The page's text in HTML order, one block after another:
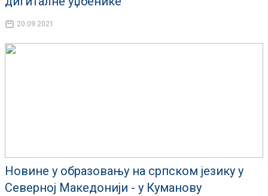
20.09.2021
Новине у образовању на српском језику у
Северној Македонији - у Куманову